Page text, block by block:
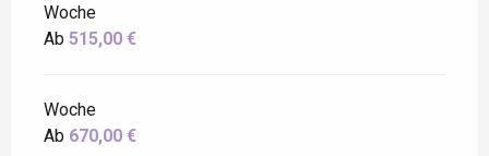
Woche
Ab 515,00 €
Woche
Ab 670,00 €